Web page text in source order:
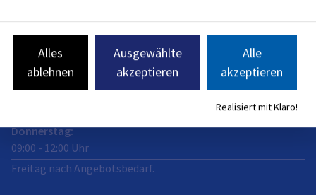
Dienstag:
09:00-12:00Uhr
Mittwoch:
Donnerstag:
09:00 - 12:00 Uhr
Freitag nach Angebotsbedarf.
Alles
ablehnen
Ausgewählte
akzeptieren
Alle
akzeptieren
Realisiert mit Klaro!